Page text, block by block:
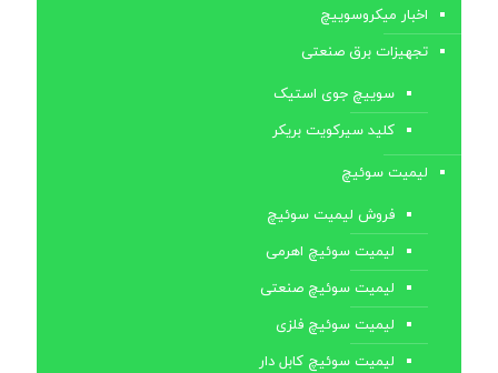
اخبار میکروسوییچ
تجهیزات برق صنعتی
سوییچ جوی استیک
کلید سیرکویت بریکر
لیمیت سوئیچ
فروش لیمیت سوئیچ
لیمیت سوئیچ اهرمی
لیمیت سوئیچ صنعتی
لیمیت سوئیچ فلزی
لیمیت سوئیچ کابل ‌دار